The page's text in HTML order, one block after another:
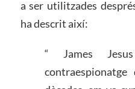
a ser utilitzades
ha descrit així:
“ James